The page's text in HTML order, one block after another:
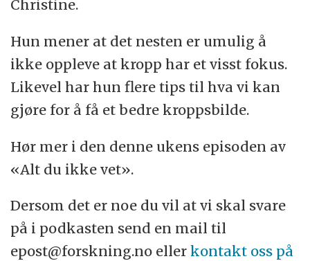
Christine.
Hun mener at det nesten er umulig å
ikke oppleve at kropp har et visst fokus.
Likevel har hun flere tips til hva vi kan
gjøre for å få et bedre kroppsbilde.
Hør mer i den denne ukens episoden av
«Alt du ikke vet».
Dersom det er noe du vil at vi skal svare
på i podkasten send en mail til
epost@forskning.no ellerkontakt oss på